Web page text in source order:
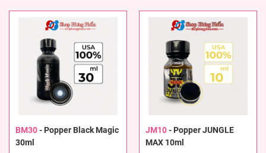
BM30- Popper Black Magic
30ml
JM10- Popper JUNGLE
MAX 10ml